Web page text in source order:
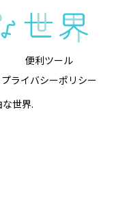
便利ツール
プライバシーポリシー
世界.